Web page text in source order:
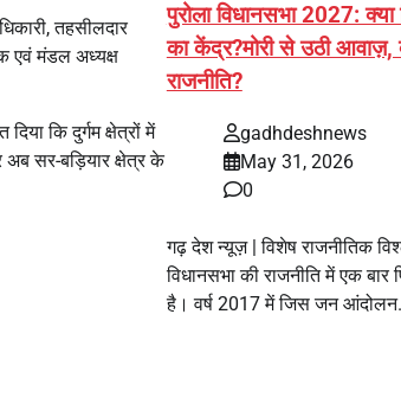
तहसीलदार
एवं मंडल अध्यक्ष
कि दुर्गम क्षेत्रों में
अब सर-बड़ियार क्षेत्र के
पुरोला विधानसभा 2027:
का केंद्र?मोरी से उठी आवाज़,
राजनीति?
gadhdeshnews
May 31, 2026
0
गढ़ देश न्यूज़ | विशेष राजनीतिक
विधानसभा की राजनीति में एक
है। वर्ष 2017 में जिस जन